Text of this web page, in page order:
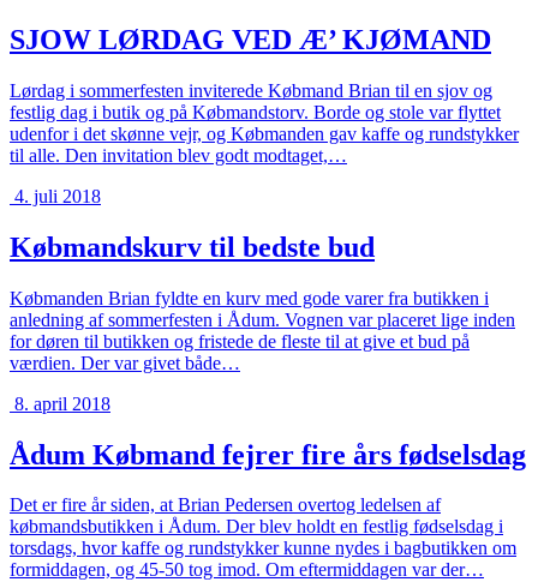
SJOW LØRDAG VED Æ’ KJØMAND
Lørdag i sommerfesten inviterede Købmand Brian til en sjov og
festlig dag i butik og på Købmandstorv. Borde og stole var flyttet
udenfor i det skønne vejr, og Købmanden gav kaffe og rundstykker
til alle. Den invitation blev godt modtaget,…
4. juli 2018
Købmandskurv til bedste bud
Købmanden Brian fyldte en kurv med gode varer fra butikken i
anledning af sommerfesten i Ådum. Vognen var placeret lige inden
for døren til butikken og fristede de fleste til at give et bud på
værdien. Der var givet både…
8. april 2018
Ådum Købmand fejrer fire års fødselsdag
Det er fire år siden, at Brian Pedersen overtog ledelsen af
købmandsbutikken i Ådum. Der blev holdt en festlig fødselsdag i
torsdags, hvor kaffe og rundstykker kunne nydes i bagbutikken om
formiddagen, og 45-50 tog imod. Om eftermiddagen var der…